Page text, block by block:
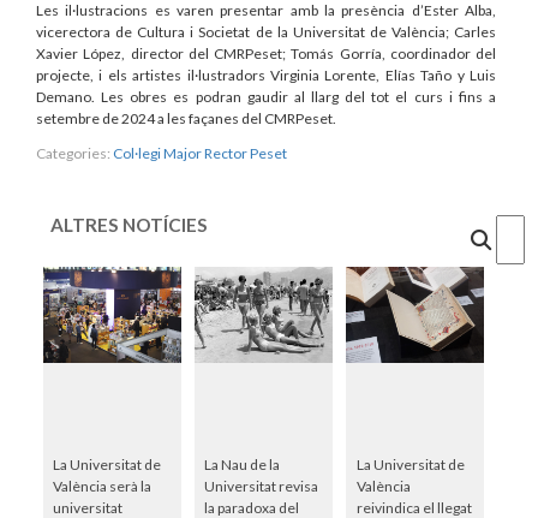
Les il·lustracions es varen presentar amb la presència d’Ester Alba,
vicerectora de Cultura i Societat de la Universitat de València; Carles
Xavier López, director del CMRPeset; Tomás Gorría, coordinador del
projecte, i els artistes il·lustradors Virginia Lorente, Elías Taño y Luis
Demano. Les obres es podran gaudir al llarg del tot el curs i fins a
setembre de 2024 a les façanes del CMRPeset.
Categories: Col·legi Major Rector Peset
ALTRES NOTÍCIES
La Universitat de
València serà la
universitat
La Nau de la
Universitat revisa
la paradoxa del
La Universitat de
València
reivindica el llegat